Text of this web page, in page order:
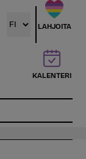
LAHJOITA
KALENTERI